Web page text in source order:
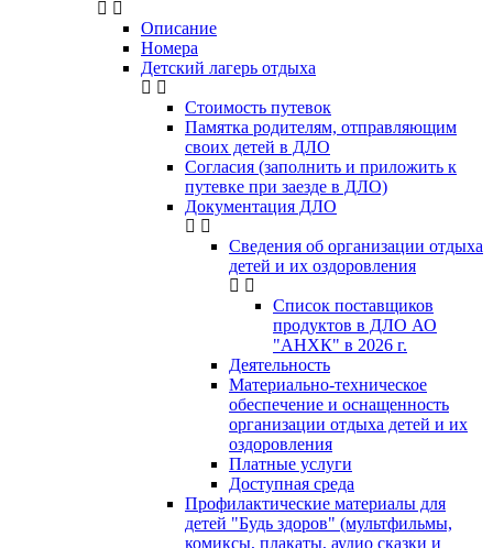
Описание
Номера
Детский лагерь отдыха
Стоимость путевок
Памятка родителям, отправляющим
своих детей в ДЛО
Согласия (заполнить и приложить к
путевке при заезде в ДЛО)
Документация ДЛО
Сведения об организации отдыха
детей и их оздоровления
Список поставщиков
продуктов в ДЛО АО
"АНХК" в 2026 г.
Деятельность
Материально-техническое
обеспечение и оснащенность
организации отдыха детей и их
оздоровления
Платные услуги
Доступная среда
Профилактические материалы для
детей "Будь здоров" (мультфильмы,
комиксы, плакаты, аудио сказки и